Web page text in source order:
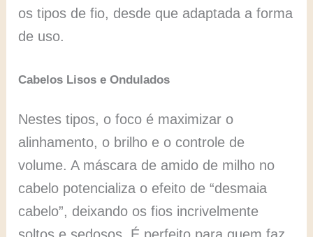
os tipos de fio, desde que adaptada a forma
de uso.
Cabelos Lisos e Ondulados
Nestes tipos, o foco é maximizar o
alinhamento, o brilho e o controle de
volume. A máscara de amido de milho no
cabelo potencializa o efeito de “desmaia
cabelo”, deixando os fios incrivelmente
soltos e sedosos. É perfeito para quem faz